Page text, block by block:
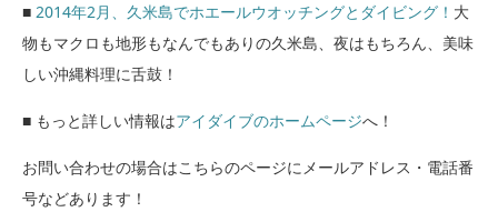
■ 2014年2月、久米島でホエールウオッチングとダイビング！ 大
物もマクロも地形もなんでもありの久米島、夜はもちろん、美味
しい沖縄料理に舌鼓！
■ もっと詳しい情報はアイダイブのホームページへ！
お問い合わせの場合はこちらのページにメールアドレス・電話番
号などあります！